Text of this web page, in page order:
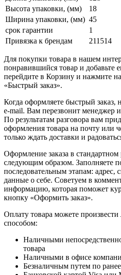
Высота упаковки, (мм)
18
Ширина упаковки, (мм) 45
срок гарантии
1
Привязка к брендам
211514
Для покупки товара в нашем
понравившийся товар и добавьте
перейдите в Корзину и нажмите
«Быстрый заказ».
Когда оформляете быстрый
e-mail. Вам перезвонит менеджер и
По результатам разговора вам
оформления товара на почту или
только ждать доставки и
Оформление заказа в
следующим образом. Заполняете
последовательным этапам: адрес,
данные о себе. Советуем в
информацию, которая поможет
кнопку «Оформить заказ».
Оплату товара можете
способом:
Наличными
товара
Наличными в офисе
Безналичным путем по